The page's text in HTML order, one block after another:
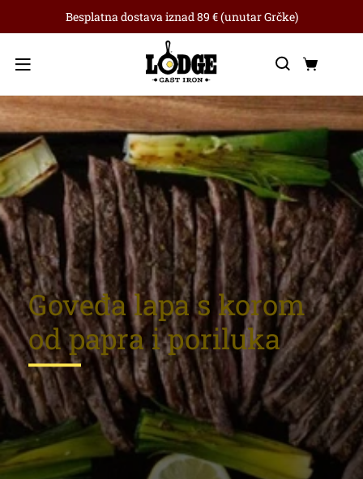
Besplatna dostava iznad 89 € (unutar Grčke)
Izbornik
Traži
Goveđa lapa s korom
od papra i poriluka